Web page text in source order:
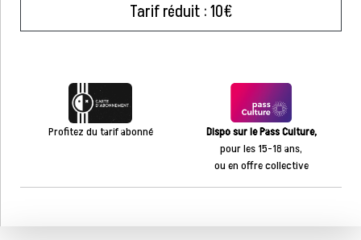
Tarif réduit : 10€
Profitez du tarif abonné
Dispo sur le Pass Culture,
pour les 15-18 ans,
ou en offre collective